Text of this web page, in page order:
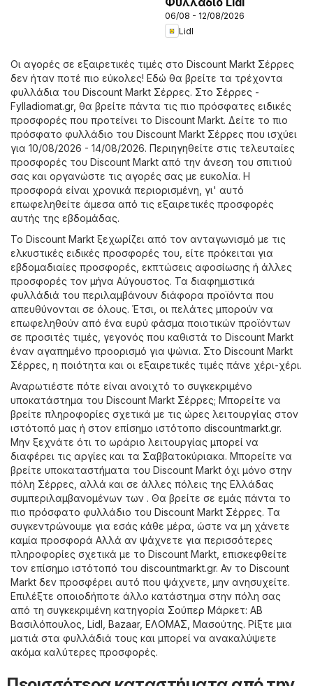
06/08 - 12/08/2026
Lidl
Οι αγορές σε εξαιρετικές τιμές στο Discount Markt Σέρρες
δεν ήταν ποτέ πιο εύκολες! Εδώ θα βρείτε τα τρέχοντα
φυλλάδια του Discount Markt Σέρρες. Στο Σέρρες -
Fylladiomat.gr, θα βρείτε πάντα τις πιο πρόσφατες ειδικές
προσφορές που προτείνει το Discount Markt. Δείτε το πιο
πρόσφατο φυλλάδιο του Discount Markt Σέρρες που ισχύει
για 10/08/2026 - 14/08/2026. Περιηγηθείτε στις τελευταίες
προσφορές του Discount Markt από την άνεση του σπιτιού
σας και οργανώστε τις αγορές σας με ευκολία. Η
προσφορά είναι χρονικά περιορισμένη, γι' αυτό
επωφεληθείτε άμεσα από τις εξαιρετικές προσφορές
αυτής της εβδομάδας.
Το Discount Markt ξεχωρίζει από τον ανταγωνισμό με τις
ελκυστικές ειδικές προσφορές του, είτε πρόκειται για
εβδομαδιαίες προσφορές, εκπτώσεις αφοσίωσης ή άλλες
προσφορές τον μήνα Αύγουστος. Τα διαφημιστικά
φυλλάδιά του περιλαμβάνουν διάφορα προϊόντα που
απευθύνονται σε όλους. Έτσι, οι πελάτες μπορούν να
επωφεληθούν από ένα ευρύ φάσμα ποιοτικών προϊόντων
σε προσιτές τιμές, γεγονός που καθιστά το Discount Markt
έναν αγαπημένο προορισμό για ψώνια. Στο Discount Markt
Σέρρες, η ποιότητα και οι εξαιρετικές τιμές πάνε χέρι-χέρι.
Αναρωτιέστε πότε είναι ανοιχτό το συγκεκριμένο
υποκατάστημα του Discount Markt Σέρρες; Μπορείτε να
βρείτε πληροφορίες σχετικά με τις ώρες λειτουργίας στον
ιστότοπό μας ή στον επίσημο ιστότοπο discountmarkt.gr.
Μην ξεχνάτε ότι το ωράριο λειτουργίας μπορεί να
διαφέρει τις αργίες και τα Σαββατοκύριακα. Μπορείτε να
βρείτε υποκαταστήματα του Discount Markt όχι μόνο στην
πόλη Σέρρες, αλλά και σε άλλες πόλεις της Ελλάδας
συμπεριλαμβανομένων των . Θα βρείτε σε εμάς πάντα το
πιο πρόσφατο φυλλάδιο του Discount Markt Σέρρες. Τα
συγκεντρώνουμε για εσάς κάθε μέρα, ώστε να μη χάνετε
καμία προσφορά Αλλά αν ψάχνετε για περισσότερες
πληροφορίες σχετικά με το Discount Markt, επισκεφθείτε
τον επίσημο ιστότοπό του discountmarkt.gr. Αν το Discount
Markt δεν προσφέρει αυτό που ψάχνετε, μην ανησυχείτε.
Επιλέξτε οποιοδήποτε άλλο κατάστημα στην πόλη σας
από τη συγκεκριμένη κατηγορία Σούπερ Μάρκετ: ΑΒ
Βασιλόπουλος, Lidl, Bazaar, ΕΛΟΜΑΣ, Μασούτης. Ρίξτε μια
ματιά στα φυλλάδιά τους και μπορεί να ανακαλύψετε
ακόμα καλύτερες προσφορές.